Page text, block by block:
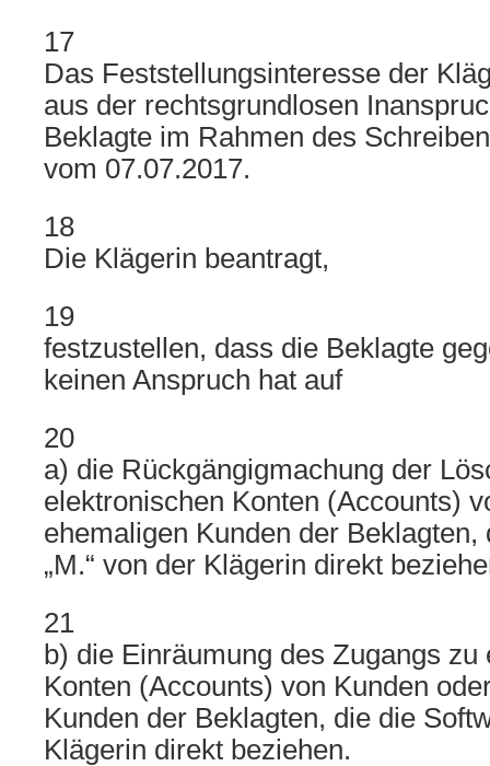
17
Das Feststellungsinteresse der
aus der rechtsgrundlosen
Beklagte im Rahmen des
vom 07.07.2017.
18
Die Klägerin beantragt,
19
festzustellen, dass die Beklagte
keinen Anspruch hat auf
20
a) die Rückgängigmachung der
elektronischen Konten (Accounts)
ehemaligen Kunden der Beklagten,
„M.“ von der Klägerin direkt
21
b) die Einräumung des Zugangs zu
Konten (Accounts) von Kunden
Kunden der Beklagten, die die
Klägerin direkt beziehen.